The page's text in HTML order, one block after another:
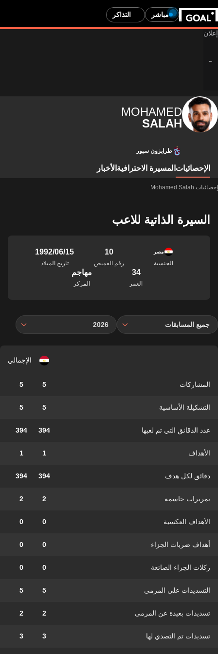
مباشر التذاكر
MOHAMED
SALAH
طرابزون سبور
الإحصائيات المسيرة الاحترافية الأخبار
إحصائيات Mohamed Salah
السيرة الذاتية للاعب
مصر
الجنسية
10
رقم القميص
15‏/06‏/1992
تاريخ الميلاد
34
العمر
مهاجم
المركز
جميع المسابقات 2026
الإجمالي
المشاركات 5
5
التشكيلة الأساسية 5
5
عدد الدقائق التي تم لعبها 394
394
الأهداف 1
1
دقائق لكل هدف 394
394
تمريرات حاسمة 2
2
الأهداف العكسية 0
0
أهداف ضربات الجزاء 0
0
ركلات الجزاء الضائعة 0
0
التسديدات على المرمى 5
5
تسديدات بعيدة عن المرمى 2
2
تسديدات تم التصدي لها 3
3